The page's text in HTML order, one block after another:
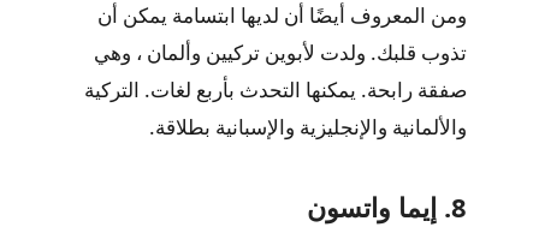
ومن المعروف أيضًا أن لديها ابتسامة يمكن أن
تذوب قلبك. ولدت لأبوين تركيين وألمان ، وهي
صفقة رابحة. يمكنها التحدث بأربع لغات. التركية
والألمانية والإنجليزية والإسبانية بطلاقة.
8. إيما واتسون